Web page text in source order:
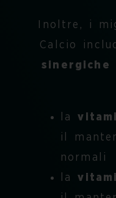
Inoltre, i
Calcio
sinergiche
la
il
normali
la